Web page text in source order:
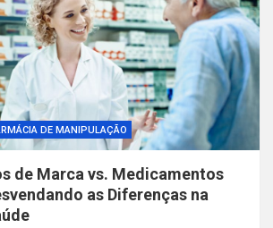
DE MANIPULAÇÃO
de Marca vs. Medicamentos
as Diferenças na